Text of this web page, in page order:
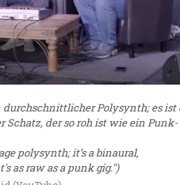
durchschnittlicher Polysynth; es ist
der so roh ist wie ein Punk-
polysynth; it’s a binaural,
as raw as a punk gig.")